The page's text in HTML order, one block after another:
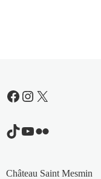
Facebook
Instagram
X
TikTok
YouTube
Flickr
Château Saint Mesmin